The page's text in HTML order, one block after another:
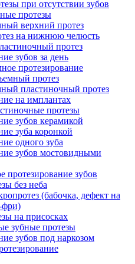
при отсутствии зубов
протезы
верхний протез
на нижнюю челюсть
протез
зубов за день
протезирование
протез
пластиночный протез
на имплантах
протезы
зубов керамикой
зуба коронкой
одного зуба
зубов мостовидными
протезирование зубов
без неба
(бабочка, дефект на
фри)
на присосках
зубные протезы
зубов под наркозом